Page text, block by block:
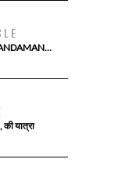
की यात्रा